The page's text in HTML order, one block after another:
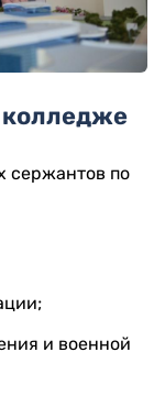
колледже
сержантов по
и военной